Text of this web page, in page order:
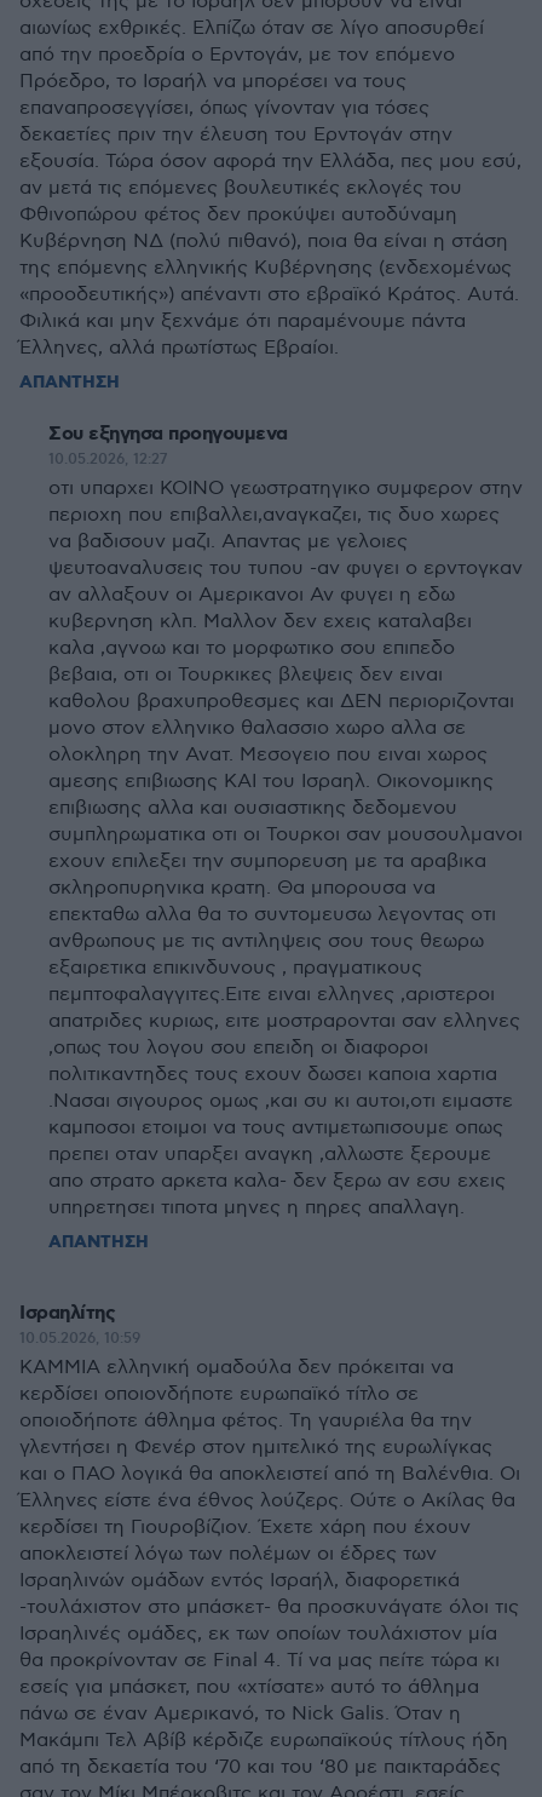
αιωνίως εχθρικές. Ελπίζω όταν σε λίγο αποσυρθεί
από την προεδρία ο Ερντογάν, με τον επόμενο
Πρόεδρο, το Ισραήλ να μπορέσει να τους
επαναπροσεγγίσει, όπως γίνονταν για τόσες
δεκαετίες πριν την έλευση του Ερντογάν στην
εξουσία. Τώρα όσον αφορά την Ελλάδα, πες μου εσύ,
αν μετά τις επόμενες βουλευτικές εκλογές του
Φθινοπώρου φέτος δεν προκύψει αυτοδύναμη
Κυβέρνηση ΝΔ (πολύ πιθανό), ποια θα είναι η στάση
της επόμενης ελληνικής Κυβέρνησης (ενδεχομένως
«προοδευτικής») απέναντι στο εβραϊκό Κράτος. Αυτά.
Φιλικά και μην ξεχνάμε ότι παραμένουμε πάντα
Έλληνες, αλλά πρωτίστως Εβραίοι.
ΑΠΑΝΤΗΣΗ
Σου εξηγησα προηγουμενα
10.05.2026, 12:27
οτι υπαρχει ΚΟΙΝΟ γεωστρατηγικο συμφερον στην
περιοχη που επιβαλλει,αναγκαζει, τις δυο χωρες
να βαδισουν μαζι. Απαντας με γελοιες
ψευτοαναλυσεις του τυπου -αν φυγει ο ερντογκαν
αν αλλαξουν οι Αμερικανοι Αν φυγει η εδω
κυβερνηση κλπ. Μαλλον δεν εχεις καταλαβει
καλα ,αγνοω και το μορφωτικο σου επιπεδο
βεβαια, οτι οι Τουρκικες βλεψεις δεν ειναι
καθολου βραχυπροθεσμες και ΔΕΝ περιοριζονται
μονο στον ελληνικο θαλασσιο χωρο αλλα σε
ολοκληρη την Ανατ. Μεσογειο που ειναι χωρος
αμεσης επιβιωσης ΚΑΙ του Ισραηλ. Οικονομικης
επιβιωσης αλλα και ουσιαστικης δεδομενου
συμπληρωματικα οτι οι Τουρκοι σαν μουσουλμανοι
εχουν επιλεξει την συμπορευση με τα αραβικα
σκληροπυρηνικα κρατη. Θα μπορουσα να
επεκταθω αλλα θα το συντομευσω λεγοντας οτι
ανθρωπους με τις αντιληψεις σου τους θεωρω
εξαιρετικα επικινδυνους , πραγματικους
πεμπτοφαλαγγιτες.Ειτε ειναι ελληνες ,αριστεροι
απατριδες κυριως, ειτε μοστραρονται σαν ελληνες
,οπως του λογου σου επειδη οι διαφοροι
πολιτικαντηδες τους εχουν δωσει καποια χαρτια
.Νασαι σιγουρος ομως ,και συ κι αυτοι,οτι ειμαστε
καμποσοι ετοιμοι να τους αντιμετωπισουμε οπως
πρεπει οταν υπαρξει αναγκη ,αλλωστε ξερουμε
απο στρατο αρκετα καλα- δεν ξερω αν εσυ εχεις
υπηρετησει τιποτα μηνες η πηρες απαλλαγη.
ΑΠΑΝΤΗΣΗ
Ισραηλίτης
10.05.2026, 10:59
ΚΑΜΜΙΑ ελληνική ομαδούλα δεν πρόκειται να
κερδίσει οποιονδήποτε ευρωπαϊκό τίτλο σε
οποιοδήποτε άθλημα φέτος. Τη γαυριέλα θα την
γλεντήσει η Φενέρ στον ημιτελικό της ευρωλίγκας
και ο ΠΑΟ λογικά θα αποκλειστεί από τη Βαλένθια. Οι
Έλληνες είστε ένα έθνος λούζερς. Ούτε ο Ακίλας θα
κερδίσει τη Γιουροβίζιον. Έχετε χάρη που έχουν
αποκλειστεί λόγω των πολέμων οι έδρες των
Ισραηλινών ομάδων εντός Ισραήλ, διαφορετικά
-τουλάχιστον στο μπάσκετ- θα προσκυνάγατε όλοι τις
Ισραηλινές ομάδες, εκ των οποίων τουλάχιστον μία
θα προκρίνονταν σε Final 4. Τί να μας πείτε τώρα κι
εσείς για μπάσκετ, που «χτίσατε» αυτό το άθλημα
πάνω σε έναν Αμερικανό, το Nick Galis. Όταν η
Μακάμπι Τελ Αβίβ κέρδιζε ευρωπαϊκούς τίτλους ήδη
από τη δεκαετία του ‘70 και του ‘80 με παικταράδες